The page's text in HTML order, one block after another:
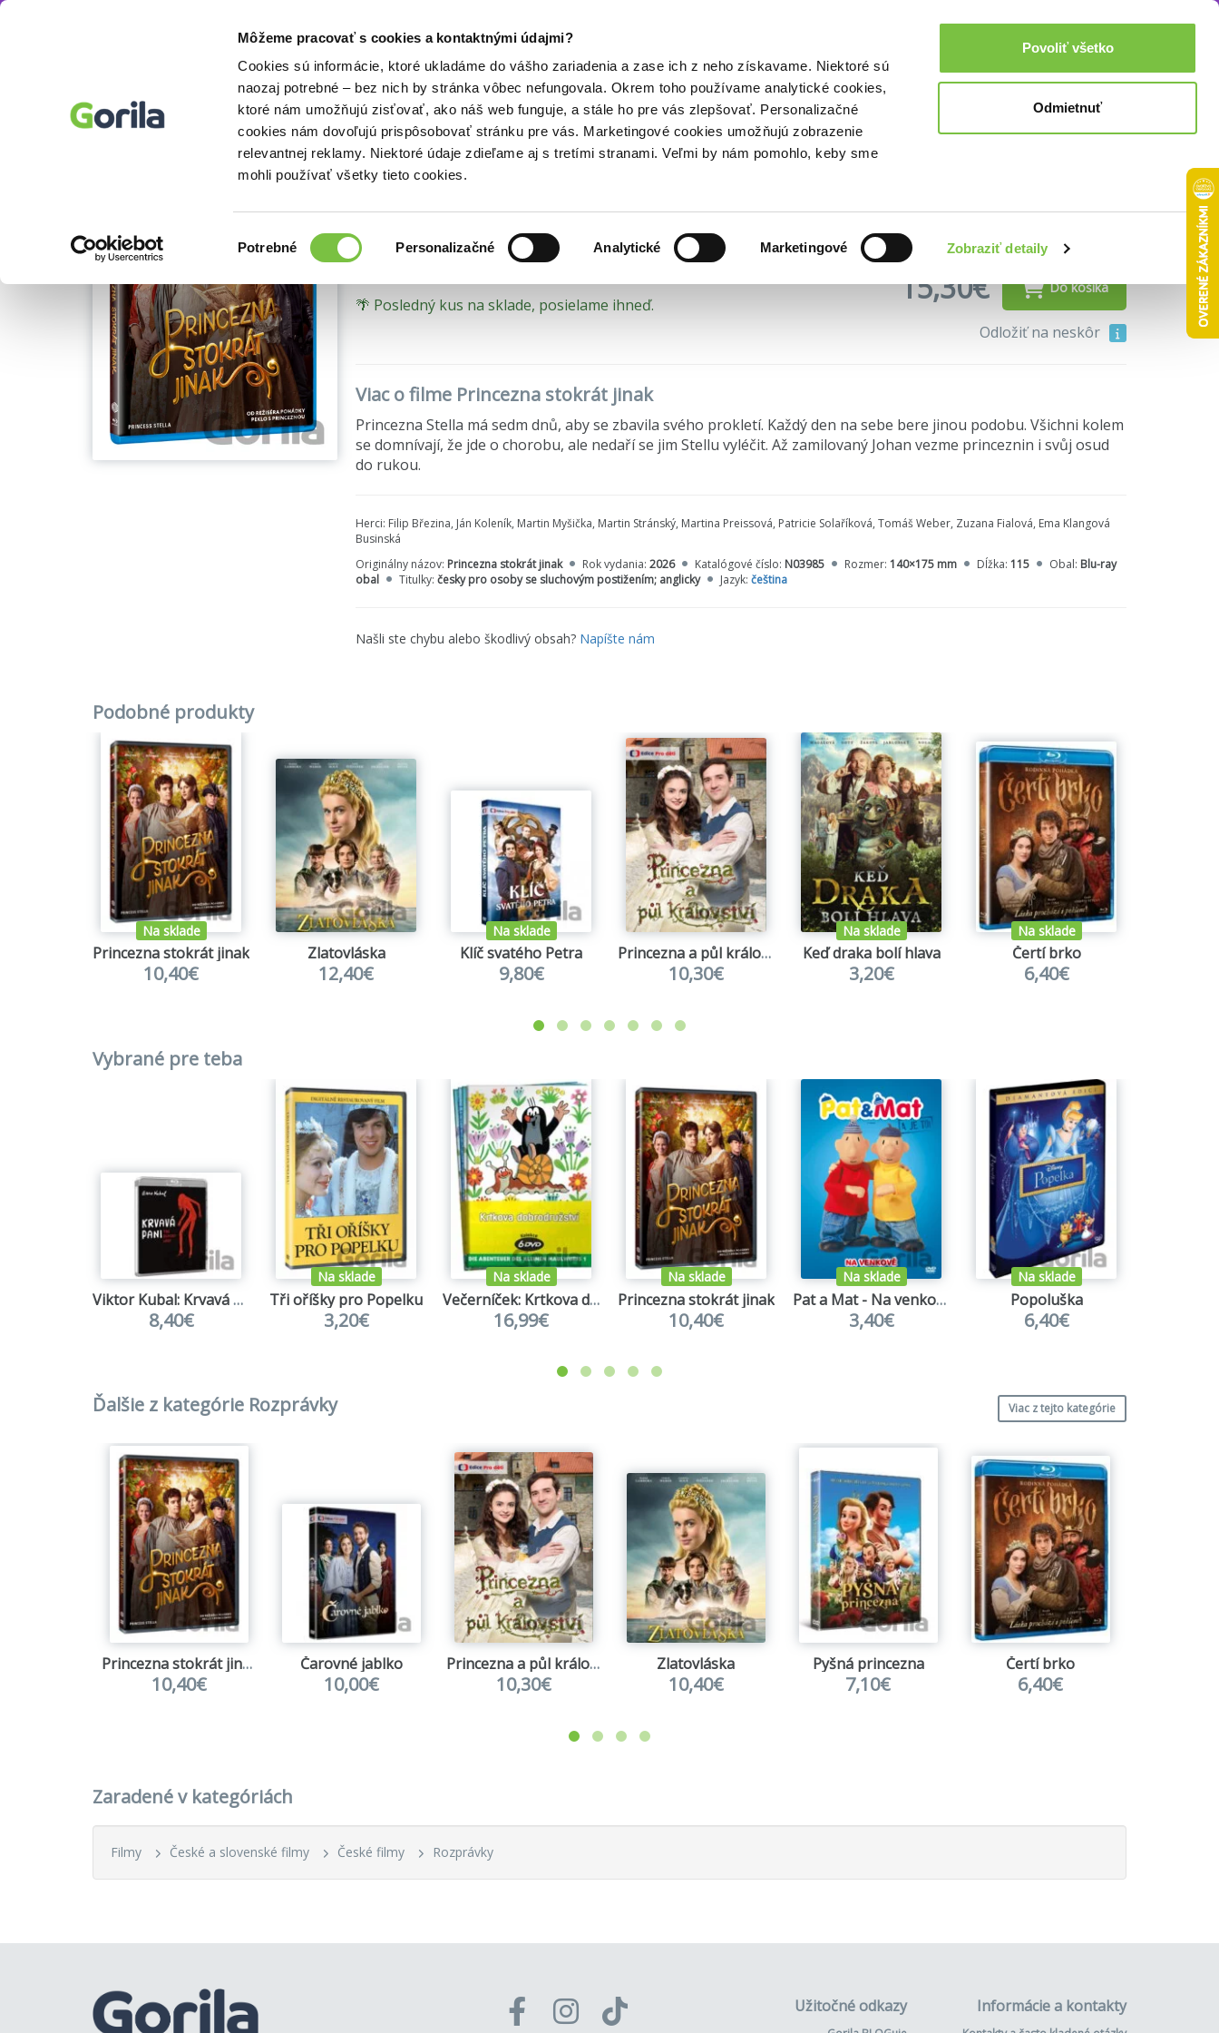
Môžeme pracovať s cookies a kontaktnými údajmi?
Cookies sú informácie, ktoré ukladáme do vášho zariadenia a zase ich z neho získavame. Niektoré sú
naozaj potrebné – bez nich by stránka vôbec nefungovala. Okrem toho používame analytické cookies,
ktoré nám umožňujú zisťovať, ako náš web funguje, a stále ho pre vás zlepšovať. Personalizačné
cookies nám dovoľujú prispôsobovať stránku pre vás. Marketingové cookies umožňujú zobrazenie
relevantnej reklamy. Niektoré údaje zdieľame aj s tretími stranami. Veľmi by nám pomohlo, keby sme
mohli používať všetky tieto cookies.
súhlasu
Potrebné Personalizačné Analytické Marketingové Zobraziť detaily
Povoliť všetko
Odmietnuť
Doplnky Prihlásenie 0,00€
České a slovenské filmy České filmy Rozprávky Princezna stokrát jinak Akcie a zľavy
Blu-ray (15,30€) DVD (10,40€)
Princezna stokrát jinak
🌴 Posledný kus na sklade, posielame ihneď. 15,30€ Do košíka
Odložiť na neskôr
Viac o filme Princezna stokrát jinak
Princezna Stella má sedm dnů, aby se zbavila svého prokletí. Každý den na sebe bere jinou podobu. Všichni kolem
se domnívají, že jde o chorobu, ale nedaří se jim Stellu vyléčit. Až zamilovaný Johan vezme princeznin i svůj osud
do rukou.
Herci: Filip Březina, Ján Koleník, Martin Myšička, Martin Stránský, Martina Preissová, Patricie Solaříková, Tomáš Weber, Zuzana Fialová, Ema Klangová
Businská
Originálny názov: Princezna stokrát jinak Rok vydania: 2026 Katalógové číslo: N03985 Rozmer: 140×175 mm Dĺžka: 115 Obal: Blu-ray
obal
Titulky: česky pro osoby se sluchovým postižením; anglicky Jazyk: čeština
Našli ste chybu alebo škodlivý obsah? Napíšte nám
Podobné produkty
Na sklade
Princezna stokrát jinak
10,40€
Zlatovláska
12,40€
Na sklade
Klíč svatého Petra
9,80€
Princezna a půl království
10,30€
Na sklade
Keď draka bolí hlava
3,20€
Na sklade
Čertí brko
6,40€
Vybrané pre teba
Viktor Kubal: Krvavá pani (BD)
8,40€
Na sklade
Tři oříšky pro Popelku
3,20€
Na sklade
Večerníček: Krtkova dobrodružství 1-5, Krtek a kalhotky (6 DVD - papírový obal)
16,99€
Na sklade
Princezna stokrát jinak
10,40€
Na sklade
Pat a Mat - Na venkově (13 epizod)
3,40€
Na sklade
Popoluška
6,40€
Ďalšie z kategórie Rozprávky Viac z tejto kategórie
Princezna stokrát jinak
10,40€
Čarovné jablko
10,00€
Princezna a půl království
10,30€
Zlatovláska
10,40€
Pyšná princezna
7,10€
Čertí brko
6,40€
Zaradené v kategóriách
Filmy České a slovenské filmy České filmy Rozprávky
Užitočné odkazy Informácie a kontakty